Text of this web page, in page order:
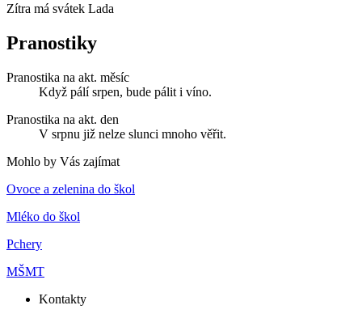
Zítra má svátek Lada
Pranostiky
Pranostika na akt. měsíc
Když pálí srpen, bude pálit i víno.
Pranostika na akt. den
V srpnu již nelze slunci mnoho věřit.
Mohlo by Vás zajímat
Ovoce a zelenina do škol
Mléko do škol
Pchery
MŠMT
Kontakty